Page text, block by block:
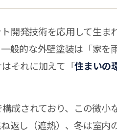
開発技術を応用して生ま
般的な外壁塗装は「家を
それに加えて「住まいの
成されており、この微小
返し（遮熱）、冬は室内